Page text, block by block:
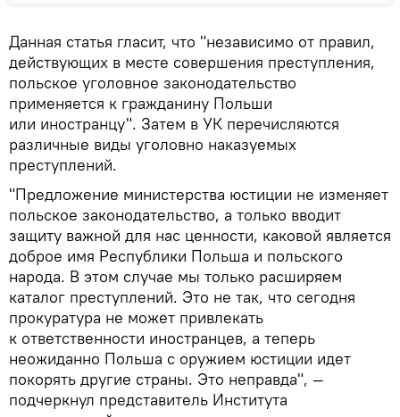
Данная статья гласит, что "независимо от правил,
действующих в месте совершения преступления,
польское уголовное законодательство
применяется к гражданину Польши
или иностранцу". Затем в УК перечисляются
различные виды уголовно наказуемых
преступлений.
"Предложение министерства юстиции не изменяет
польское законодательство, а только вводит
защиту важной для нас ценности, каковой является
доброе имя Республики Польша и польского
народа. В этом случае мы только расширяем
каталог преступлений. Это не так, что сегодня
прокуратура не может привлекать
к ответственности иностранцев, а теперь
неожиданно Польша с оружием юстиции идет
покорять другие страны. Это неправда", —
подчеркнул представитель Института